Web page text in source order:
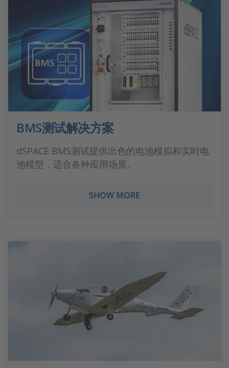
BMS测试解决方案
dSPACE BMS测试提供出色的电池模拟和实时电
池模型，适合各种应用场景。
SHOW MORE